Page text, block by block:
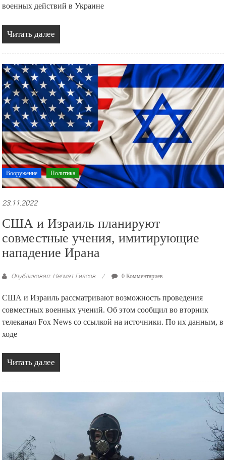
военных действий в Украине
Читать далее
Вооружение Политика
23.11.2022
США и Израиль планируют
совместные учения, имитирующие
нападение Ирана
Опубликовал: Негмат Гиясов 0 Комментариев
США и Израиль рассматривают возможность проведения
совместных военных учений. Об этом сообщил во вторник
телеканал Fox News со ссылкой на источники. По их данным, в
ходе
Читать далее